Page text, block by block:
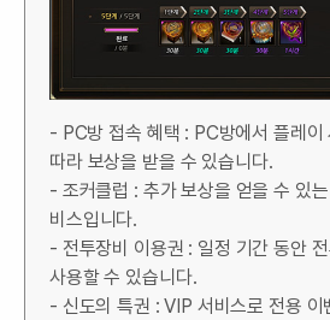
- PC방 접속 혜택 : PC방에서 플레이
따라 보상을 받을 수 있습니다.
- 조커클럽 : 추가 보상을 얻을 수 있
비스입니다.
- 전투장비 이용권 : 일정 기간 동안
사용할 수 있습니다.
- 신도의 특권 : VIP 서비스로 전용 이